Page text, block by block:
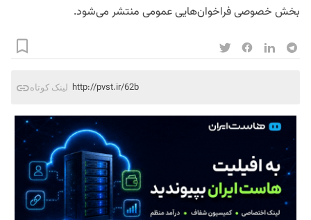
بخش خصوصیفراخوانهاییعمومی منتشر میشود.
لینک کوتاه http://pvst.ir/62b